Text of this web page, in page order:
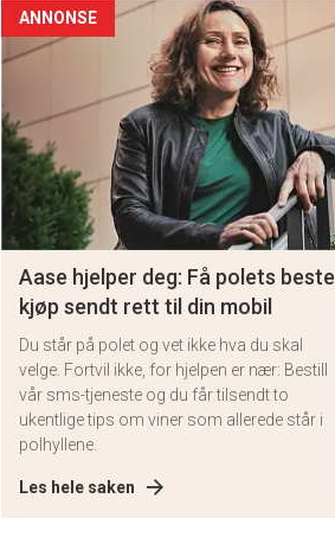
ANNONSE
Aase hjelper deg: Få polets beste
kjøp sendt rett til din mobil
Du står på polet og vet ikke hva du skal
velge. Fortvil ikke, for hjelpen er nær: Bestill
vår sms-tjeneste og du får tilsendt to
ukentlige tips om viner som allerede står i
polhyllene.
Les hele saken